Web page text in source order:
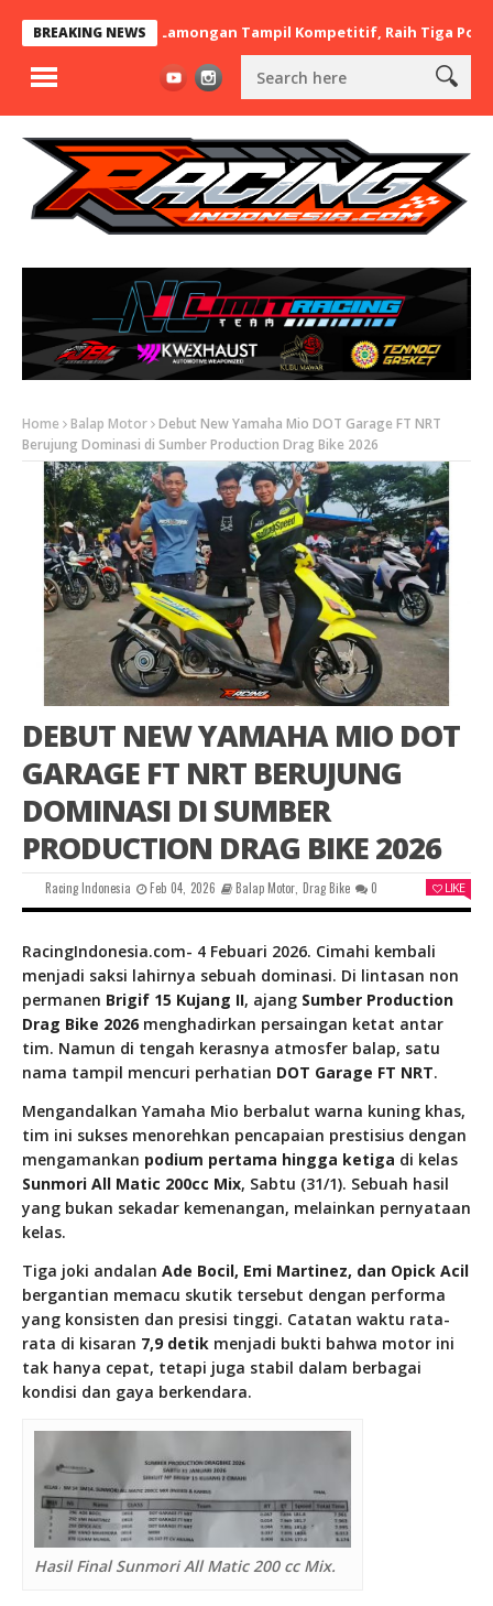
BREAKING NEWS
BaraBere Asal Lamongan Tampil Kompetitif, Raih Tiga Podium di
Home Balap Motor Debut New Yamaha Mio DOT Garage FT NRT
Berujung Dominasi di Sumber Production Drag Bike 2026
DEBUT NEW YAMAHA MIO DOT
GARAGE FT NRT BERUJUNG
DOMINASI DI SUMBER
PRODUCTION DRAG BIKE 2026
Racing Indonesia Feb 04, 2026 Balap Motor, Drag Bike 0 LIKE
RacingIndonesia.com- 4 Febuari 2026. Cimahi kembali
menjadi saksi lahirnya sebuah dominasi. Di lintasan non
permanen Brigif 15 Kujang II, ajang Sumber Production
Drag Bike 2026 menghadirkan persaingan ketat antar
tim. Namun di tengah kerasnya atmosfer balap, satu
nama tampil mencuri perhatian DOT Garage FT NRT.
Mengandalkan Yamaha Mio berbalut warna kuning khas,
tim ini sukses menorehkan pencapaian prestisius dengan
mengamankan podium pertama hingga ketiga di kelas
Sunmori All Matic 200cc Mix, Sabtu (31/1). Sebuah hasil
yang bukan sekadar kemenangan, melainkan pernyataan
kelas.
Tiga joki andalan Ade Bocil, Emi Martinez, dan Opick Acil
bergantian memacu skutik tersebut dengan performa
yang konsisten dan presisi tinggi. Catatan waktu rata-
rata di kisaran 7,9 detik menjadi bukti bahwa motor ini
tak hanya cepat, tetapi juga stabil dalam berbagai
kondisi dan gaya berkendara.
Hasil Final Sunmori All Matic 200 cc Mix.